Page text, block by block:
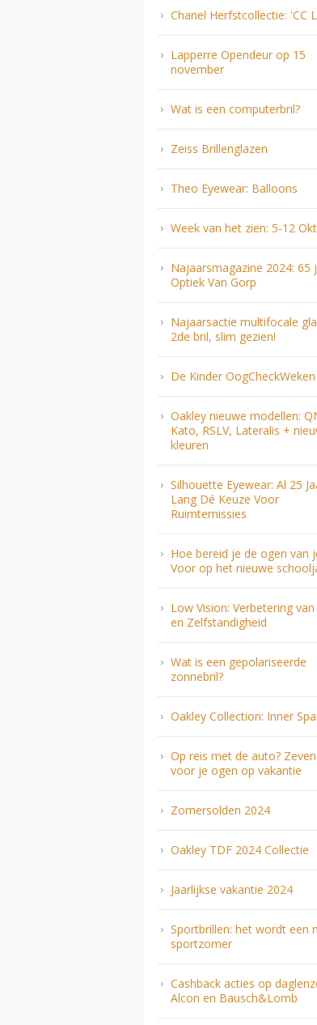
Chanel Herfstcollectie: 'CC
Lapperre Opendeur op 15
november
Wat is een computerbril?
Zeiss Brillenglazen
Theo Eyewear: Balloons
Week van het zien: 5-12
Najaarsmagazine 2024: 65
Optiek Van Gorp
Najaarsactie multifocale
2de bril, slim gezien!
De Kinder OogCheckWeken
Oakley nieuwe modellen:
Kato, RSLV, Lateralis +
kleuren
Silhouette Eyewear: Al 25
Lang Dé Keuze Voor
Ruimtemissies
Hoe bereid je de ogen van
Voor op het nieuwe
Low Vision: Verbetering
en Zelfstandigheid
Wat is een gepolariseerde
zonnebril?
Oakley Collection: Inner
Op reis met de auto?
voor je ogen op vakantie
Zomersolden 2024
Oakley TDF 2024 Collectie
Jaarlijkse vakantie 2024
Sportbrillen: het wordt een
sportzomer
Cashback acties op
Alcon en Bausch&Lomb